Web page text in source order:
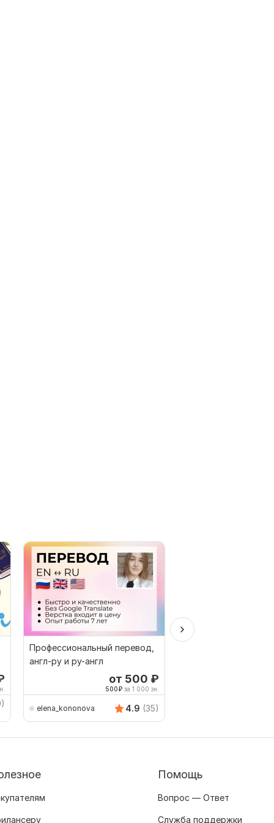
Профессиональный перевод,
англ-ру и ру-англ
от 500 ₽
500₽ за 1 000 зн.
elena_kononova 4.9 (35)
Помощь
Вопрос — Ответ
Служба поддержки